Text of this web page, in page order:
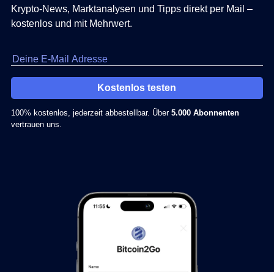
Krypto-News, Marktanalysen und Tipps direkt per Mail –
kostenlos und mit Mehrwert.
Kostenlos testen
100% kostenlos, jederzeit abbestellbar. Über 5.000 Abonnenten
vertrauen uns.